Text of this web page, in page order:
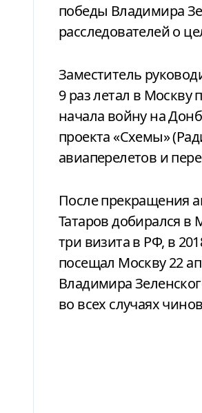
победы Владимира
расследователей о
Заместитель
9 раз летал в Москву
начала войну на
проекта «Схемы»
авиаперелетов и
После прекращения
Татаров добирался в
три визита в РФ, в
посещал Москву 22
Владимира
во всех случаях